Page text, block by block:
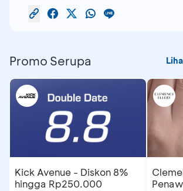
Promo Serupa
Kick Avenue - Diskon 8%
hingga Rp250.000